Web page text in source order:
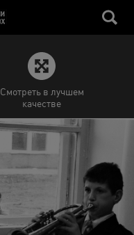
Смотреть в лучшем
качестве